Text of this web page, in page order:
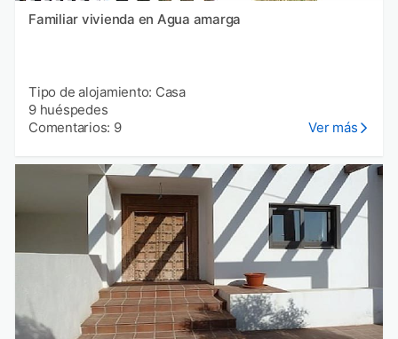
Familiar vivienda en Agua amarga
Tipo de alojamiento: Casa
9 huéspedes
Comentarios: 9
Ver más